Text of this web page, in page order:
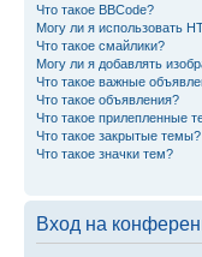
Что такое BBCode?
Могу ли я использовать
Что такое смайлики?
Могу ли я добавлять
Что такое важные
Что такое объявления?
Что такое прилепленные
Что такое закрытые темы?
Что такое значки тем?
Вход на